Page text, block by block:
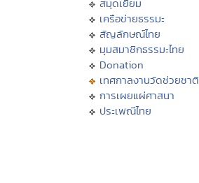
สมุดเยี่ยม
เครือข่ายธรรมะ
สัญลักษณ์ไทย
มุมสมาชิกธรรมะไทย
Donation
เทศกาลงานวัดช่วยชาติ
การเผยแผ่ศาสนา
ประเพณีไทย